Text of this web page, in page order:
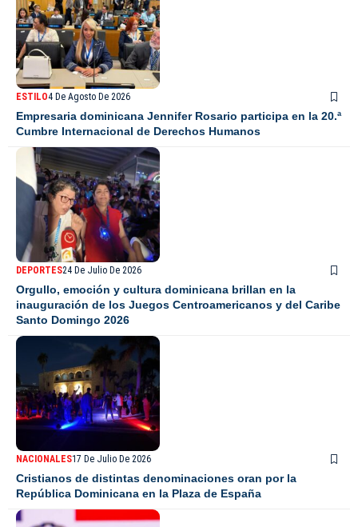
ESTILO4 De Agosto De 2026
Empresaria dominicana Jennifer Rosario participa en la 20.ª
Cumbre Internacional de Derechos Humanos
DEPORTES24 De Julio De 2026
Orgullo, emoción y cultura dominicana brillan en la
inauguración de los Juegos Centroamericanos y del Caribe
Santo Domingo 2026
NACIONALES17 De Julio De 2026
Cristianos de distintas denominaciones oran por la
República Dominicana en la Plaza de España